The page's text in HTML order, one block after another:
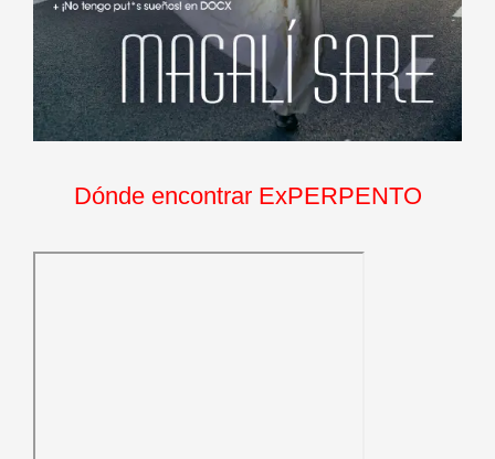
Dónde encontrar ExPERPENTO